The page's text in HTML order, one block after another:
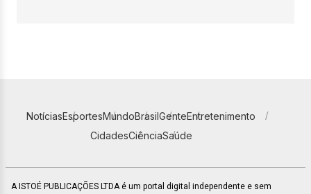
NotíciasEsportesMundoBrasilGenteEntretenimento
CidadesCiênciaSaúde
A ISTOÉ PUBLICAÇÕES LTDA é um portal digital independente e sem